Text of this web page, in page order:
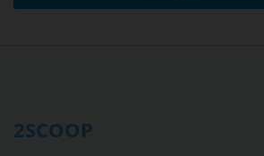
2SCOOP